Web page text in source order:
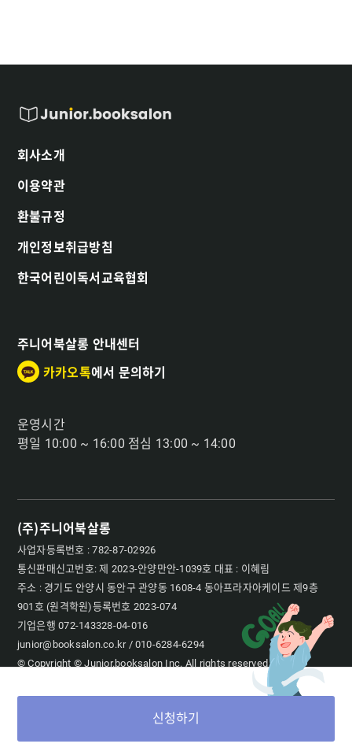
신청하기
회사소개
이용약관
환불규정
개인정보취급방침
한국어린이독서교육협회
주니어북살롱 안내센터
카카오톡에서 문의하기
운영시간
평일 10:00 ~ 16:00 점심 13:00 ~ 14:00
(주)주니어북살롱
사업자등록번호 : 782-87-02926
통신판매신고번호: 제 2023-안양만안-1039호 대표 : 이혜림
주소 : 경기도 안양시 동안구 관양동 1608-4 동아프라자아케이드 제9층
901호 (원격학원)등록번호 2023-074
기업은행 072-143328-04-016
junior@booksalon.co.kr / 010-6284-6294
© Copyright © Junior.booksalon Inc. All rights reserved